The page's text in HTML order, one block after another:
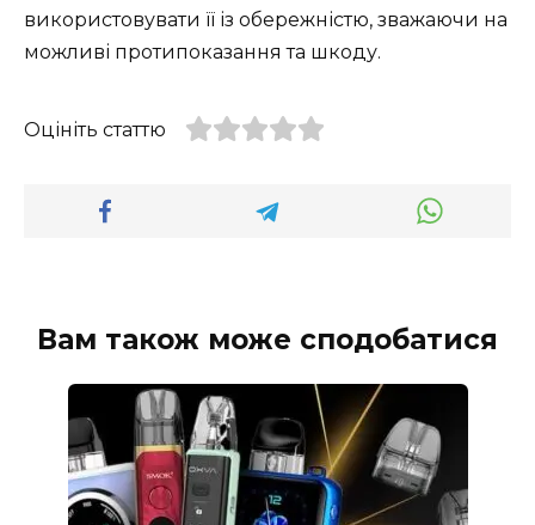
використовувати її із обережністю, зважаючи на
можливі протипоказання та шкоду.
Оцініть статтю
Вам також може сподобатися